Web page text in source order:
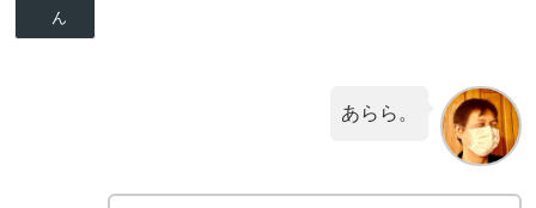
ん
あらら。